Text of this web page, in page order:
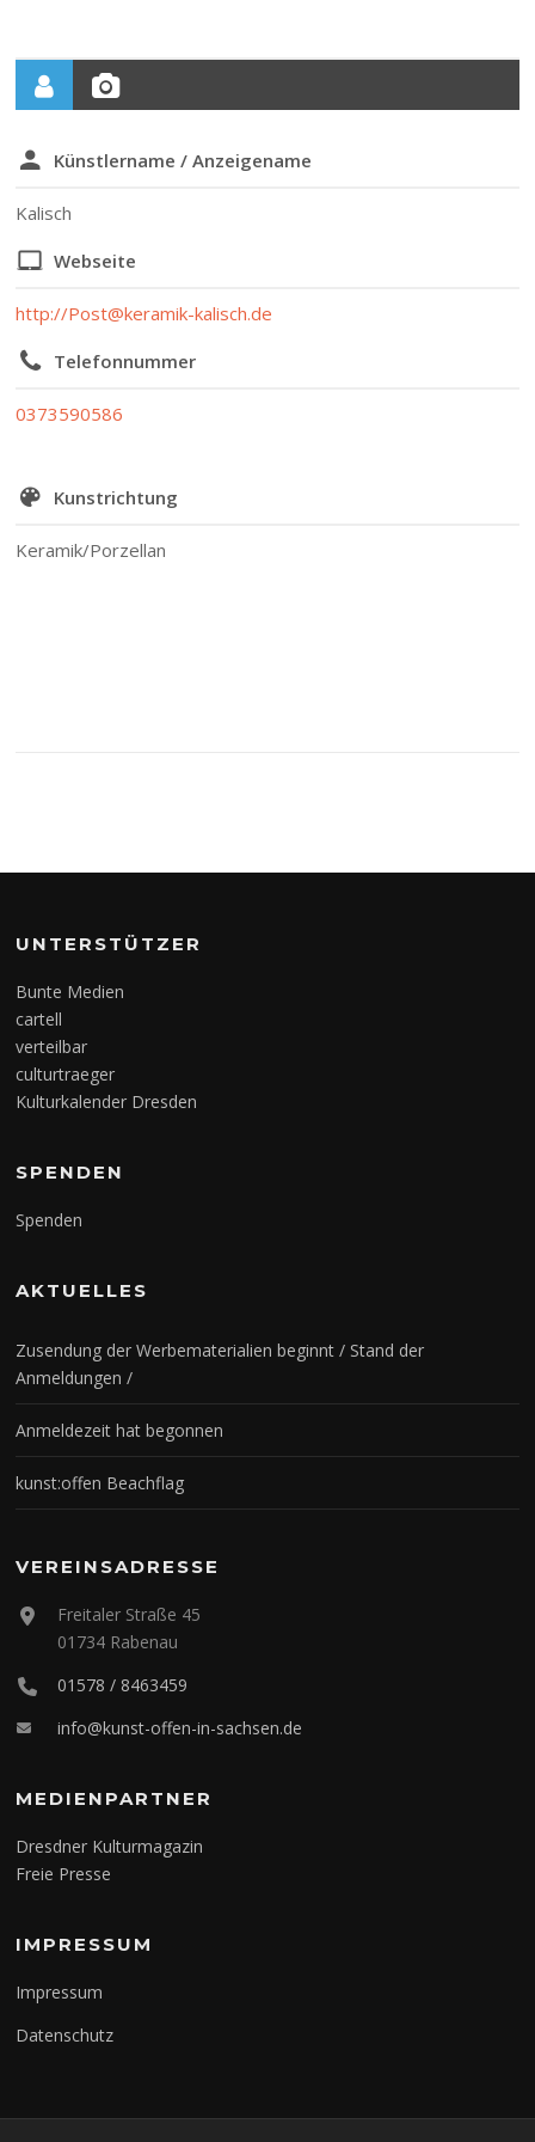
Künstlername / Anzeigename
Kalisch
Webseite
http://Post@keramik-kalisch.de
Telefonnummer
0373590586
Kunstrichtung
Keramik/Porzellan
UNTERSTÜTZER
Bunte Medien
cartell
verteilbar
culturtraeger
Kulturkalender Dresden
SPENDEN
Spenden
AKTUELLES
Zusendung der Werbematerialien beginnt / Stand der
Anmeldungen /
Anmeldezeit hat begonnen
kunst:offen Beachflag
VEREINSADRESSE
Freitaler Straße 45
01734 Rabenau
01578 / 8463459
info@kunst-offen-in-sachsen.de
MEDIENPARTNER
Dresdner Kulturmagazin
Freie Presse
IMPRESSUM
Impressum
Datenschutz